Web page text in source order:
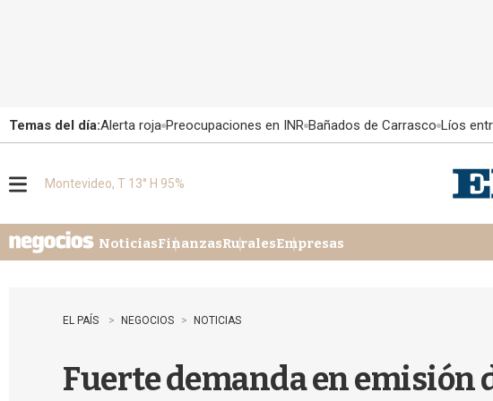
Temas del día:Alerta roja Preocupaciones en INR Bañados de Carrasco Líos
u
Montevideo, T 13° H 95%
NoticiasFinanzasRuralesEmpresas
EL PAÍS NEGOCIOS NOTICIAS
Fuerte demanda en emisión